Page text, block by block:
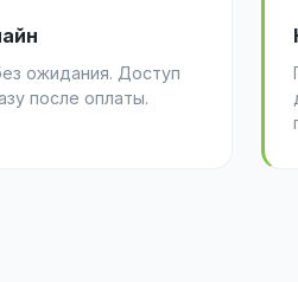
ожидания. Доступ
после оплаты.